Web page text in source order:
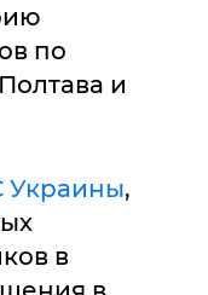
по
и
Украины,
в